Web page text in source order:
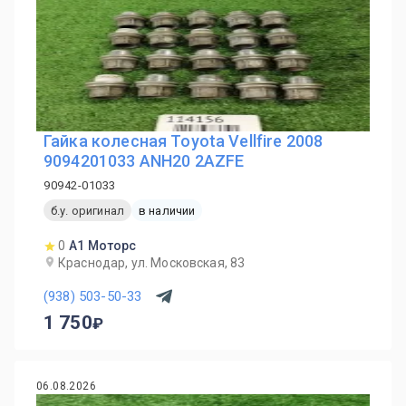
Гайка колесная Toyota Vellfire 2008
9094201033 ANH20 2AZFE
90942-01033
б.у. оригинал
в наличии
0 А1 Моторс
Краснодар, ул. Московская, 83
(938) 503-50-33
1 750
06.08.2026